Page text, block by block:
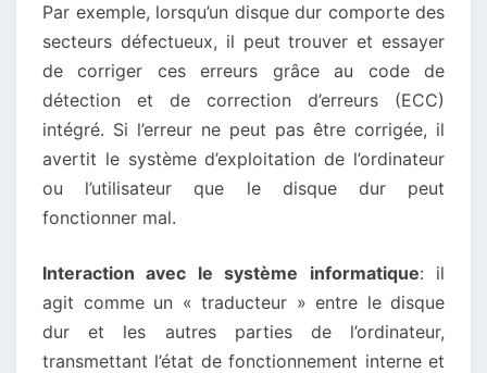
Par exemple, lorsqu’un disque dur comporte des
secteurs défectueux, il peut trouver et essayer
de corriger ces erreurs grâce au code de
détection et de correction d’erreurs (ECC)
intégré. Si l’erreur ne peut pas être corrigée, il
avertit le système d’exploitation de l’ordinateur
ou l’utilisateur que le disque dur peut
fonctionner mal.
Interaction avec le système informatique: il
agit comme un « traducteur » entre le disque
dur et les autres parties de l’ordinateur,
transmettant l’état de fonctionnement interne et